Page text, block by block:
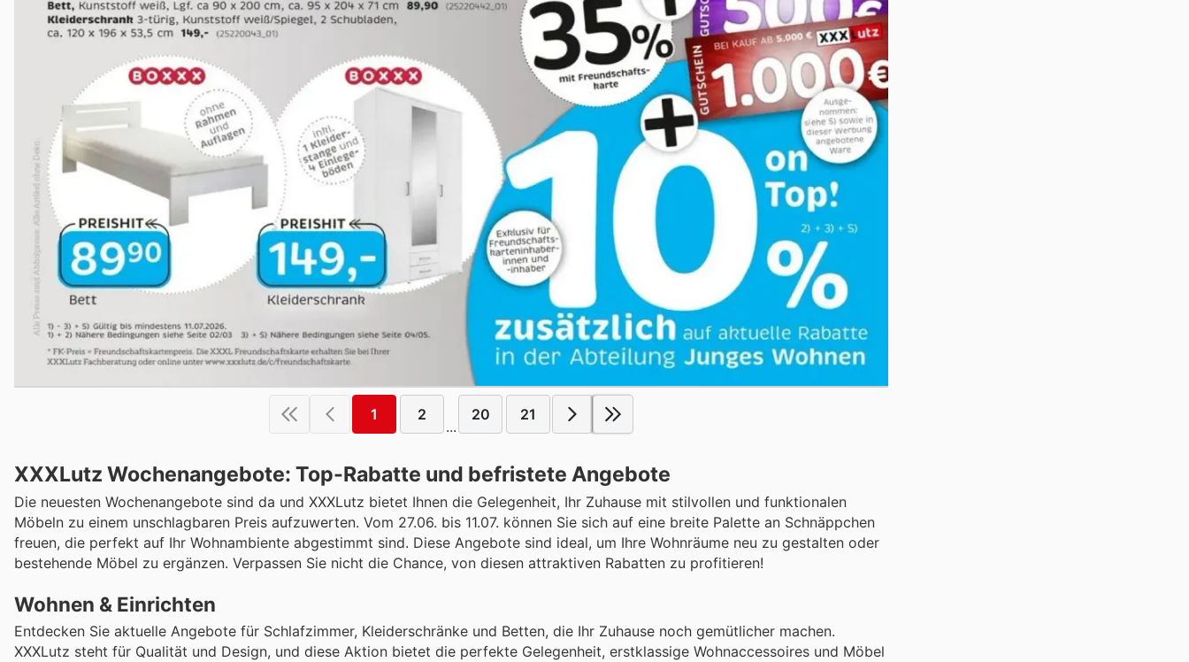
1 2
...
20 21
XXXLutz Wochenangebote: Top-Rabatte und befristete Angebote
Die neuesten Wochenangebote sind da und XXXLutz bietet Ihnen die Gelegenheit, Ihr Zuhause mit stilvollen und funktionalen
Möbeln zu einem unschlagbaren Preis aufzuwerten. Vom 27.06. bis 11.07. können Sie sich auf eine breite Palette an Schnäppchen
freuen, die perfekt auf Ihr Wohnambiente abgestimmt sind. Diese Angebote sind ideal, um Ihre Wohnräume neu zu gestalten oder
bestehende Möbel zu ergänzen. Verpassen Sie nicht die Chance, von diesen attraktiven Rabatten zu profitieren!
Wohnen & Einrichten
Entdecken Sie aktuelle Angebote für Schlafzimmer, Kleiderschränke und Betten, die Ihr Zuhause noch gemütlicher machen.
XXXLutz steht für Qualität und Design, und diese Aktion bietet die perfekte Gelegenheit, erstklassige Wohnaccessoires und Möbel